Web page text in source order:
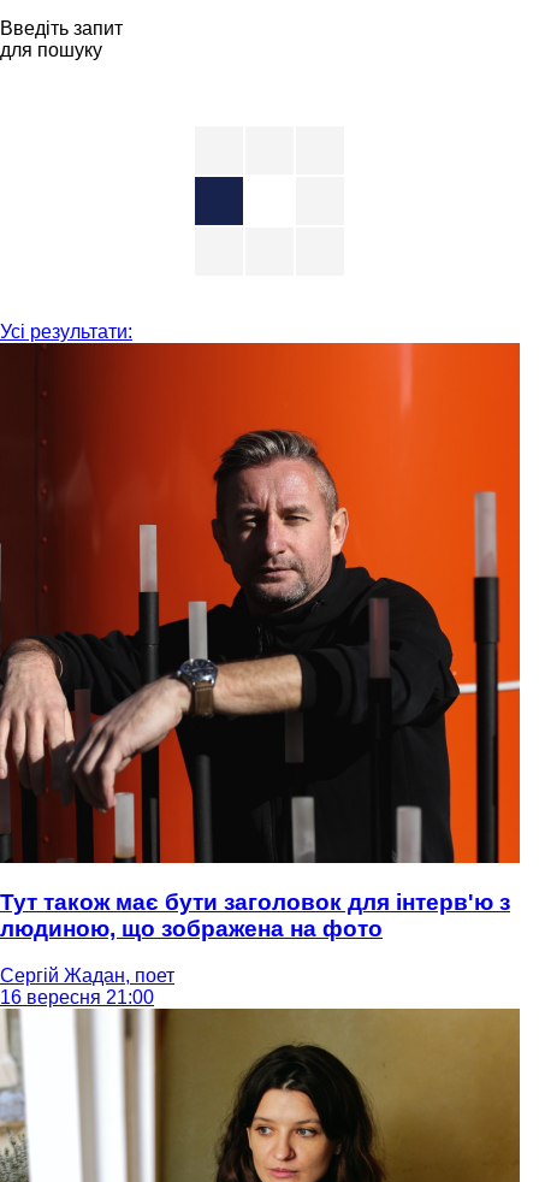
Введіть запит
для пошуку
Усі результати:
Тут також має бути заголовок для інтерв'ю з
людиною, що зображена на фото
Сергій Жадан, поет
16 вересня 21:00